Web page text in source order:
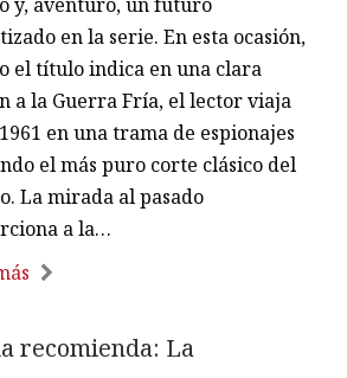
compañera de pesquisas,
además en esta entrega
consolidado, con un
y, aventuro, un futuro
en la serie. En esta ocasión,
el título indica en una clara
a la Guerra Fría, el lector viaja
en una trama de espionajes
el más puro corte clásico del
a la…